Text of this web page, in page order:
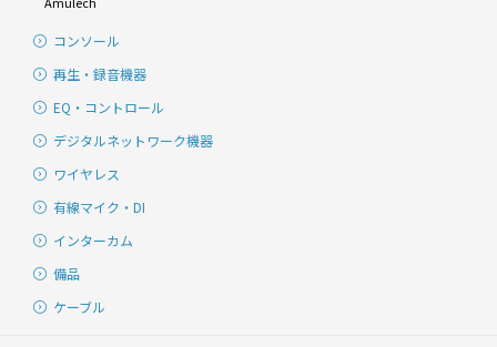
コンソール
再生・録音機器
EQ・コントロール
デジタルネットワーク機器
ワイヤレス
有線マイク・DI
インターカム
備品
ケーブル